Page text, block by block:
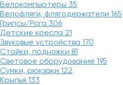
Велокомпьютеры 35
Велофляги, флягодержатели 165
Грипсы/Рога 306
Детские кресла 21
Звуковые устройства 170
Стойки, подножки 81
Световое оборудование 195
Сумки, рюкзаки 122
Крылья 133